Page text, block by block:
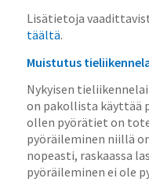
Lisätietoja
täältä.
Muistutus
Nykyisen
on pakollista käyttää
ollen pyörätiet on
pyöräileminen niillä
nopeasti, raskaassa
pyöräileminen ei ole